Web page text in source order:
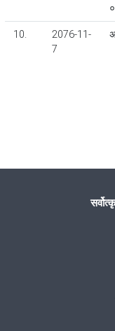
10.
2076-11-
7